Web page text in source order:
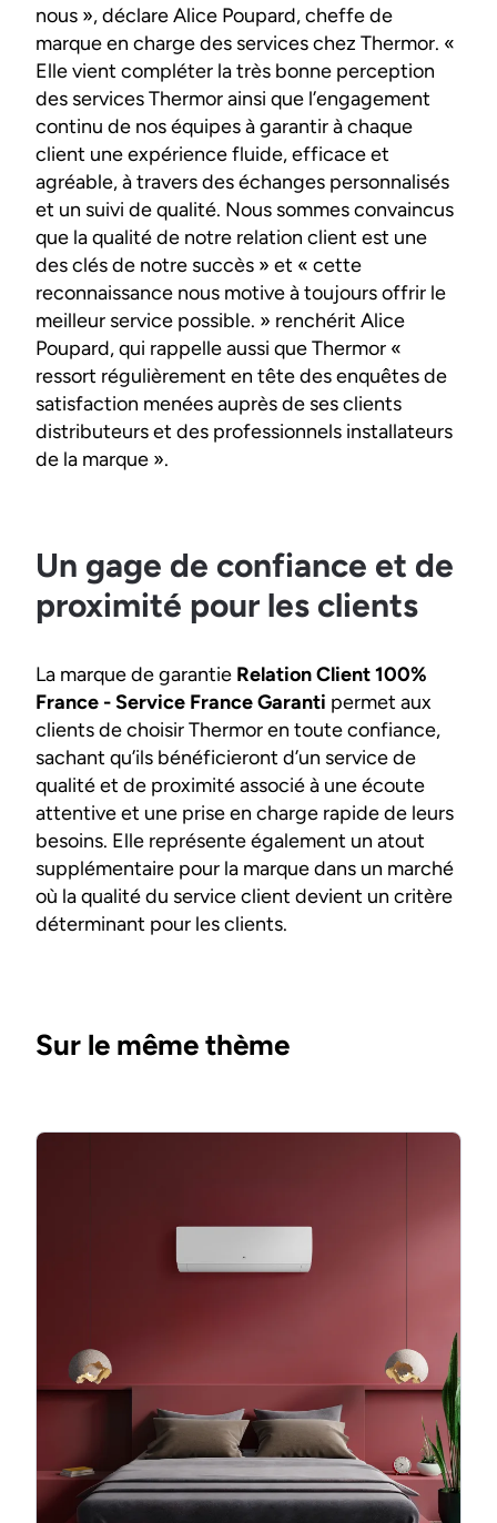
nous », déclare Alice Poupard, cheffe de
marque en charge des services chez Thermor. «
Elle vient compléter la très bonne perception
des services Thermor ainsi que l’engagement
continu de nos équipes à garantir à chaque
client une expérience fluide, efficace et
agréable, à travers des échanges personnalisés
et un suivi de qualité. Nous sommes convaincus
que la qualité de notre relation client est une
des clés de notre succès » et « cette
reconnaissance nous motive à toujours offrir le
meilleur service possible. » renchérit Alice
Poupard, qui rappelle aussi que Thermor «
ressort régulièrement en tête des enquêtes de
satisfaction menées auprès de ses clients
distributeurs et des professionnels installateurs
de la marque ».
Un gage de confiance et de
proximité pour les clients
La marque de garantie Relation Client 100%
France - Service France Garanti permet aux
clients de choisir Thermor en toute confiance,
sachant qu’ils bénéficieront d’un service de
qualité et de proximité associé à une écoute
attentive et une prise en charge rapide de leurs
besoins. Elle représente également un atout
supplémentaire pour la marque dans un marché
où la qualité du service client devient un critère
déterminant pour les clients.
Sur le même thème